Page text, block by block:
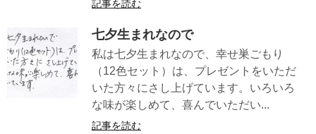
記事を読む
七夕生まれなので
私は七夕生まれなので、幸せ巣ごもり
（12色セット）は、プレゼントをいただ
いた方々にさし上げています。いろいろ
な味が楽しめて、喜んでいただい...
記事を読む